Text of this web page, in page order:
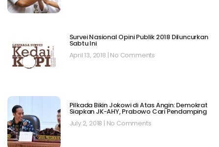
Survei Nasional Opini Publik 2018 Diluncurkan
Sabtu Ini
April 13, 2018 No Comments
Pilkada Bikin Jokowi di Atas Angin: Demokrat
Siapkan JK-AHY, Prabowo Cari Pendamping
July 2, 2018 No Comments